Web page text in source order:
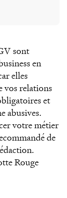
sont
en
elles
vos relations
et
abusives.
votre métier
de
Rouge